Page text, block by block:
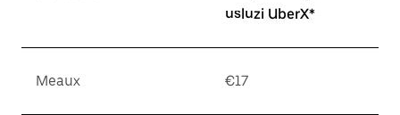
usluzi UberX*
Meaux €17